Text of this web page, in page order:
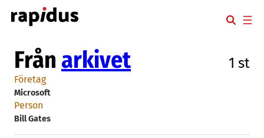
Hoppa
till
Från arkivet 1 st
Företag
Microsoft
Person
Bill Gates